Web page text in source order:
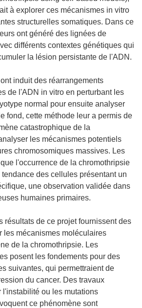
à explorer ces mécanismes in vitro
structurelles somatiques. Dans ce
ont généré des lignées de
différents contextes génétiques qui
la lésion persistante de l'ADN.
induit des réarrangements
de l'ADN in vitro en perturbant les
normal pour ensuite analyser
fond, cette méthode leur a permis de
catastrophique de la
les mécanismes potentiels
chromosomiques massives. Les
l'occurrence de la chromothripsie
des cellules présentant un
une observation validée dans
humaines primaires.
résultats de ce projet fournissent des
les mécanismes moléculaires
de la chromothripsie. Les
posent les fondements pour des
suivantes, qui permettraient de
du cancer. Des travaux
l'instabilité ou les mutations
ce phénomène sont